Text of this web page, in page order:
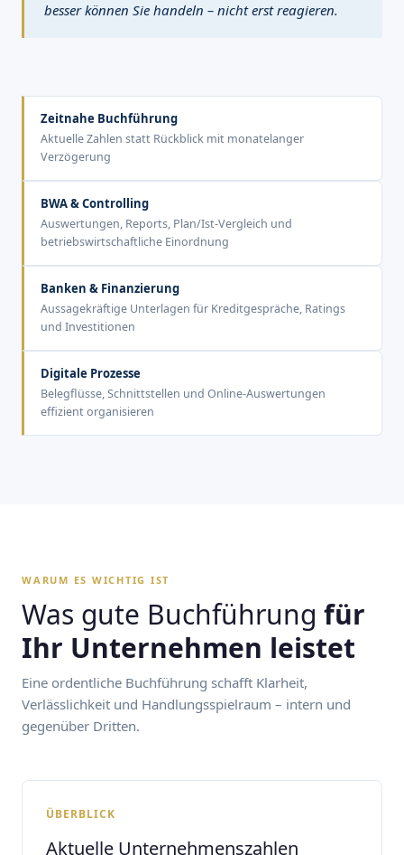
besser können Sie handeln – nicht erst reagieren.
Zeitnahe Buchführung
Aktuelle Zahlen statt Rückblick mit monatelanger
Verzögerung
BWA & Controlling
Auswertungen, Reports, Plan/Ist-Vergleich und
betriebswirtschaftliche Einordnung
Banken & Finanzierung
Aussagekräftige Unterlagen für Kreditgespräche, Ratings
und Investitionen
Digitale Prozesse
Belegflüsse, Schnittstellen und Online-Auswertungen
effizient organisieren
WARUM ES WICHTIG IST
Was gute Buchführung für
Ihr Unternehmen leistet
Eine ordentliche Buchführung schafft Klarheit,
Verlässlichkeit und Handlungsspielraum – intern und
gegenüber Dritten.
ÜBERBLICK
Aktuelle Unternehmenszahlen